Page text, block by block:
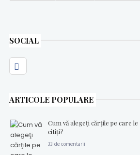
SOCIAL
ARTICOLE POPULARE
Cum vă alegeţi cărţile pe care le
citiţi?
33 de comentarii